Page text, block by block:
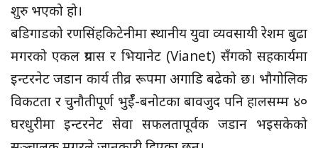
शुरु भएको हो।
बडिगाडको रणसिंहकिटेनीमा स्थानीय युवा व्यवसायी रेशम बुढा
मगरको एकल प्रयास र भियानेट (Vianet) सँगको सहकार्यमा
इन्टरनेट जडान कार्य तीव्र रूपमा अगाडि बढेको छ। भौगोलिक
विकटता र चुनौतीपूर्ण भुईँ-बनोटका बावजुद पनि हालसम्म ४०
घरधुरीमा इन्टरनेट सेवा सफलतापूर्वक जडान भइसकेको